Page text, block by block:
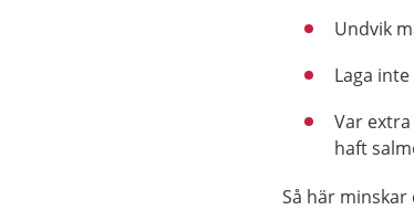
Undvik
Laga
Var
haft
Så här